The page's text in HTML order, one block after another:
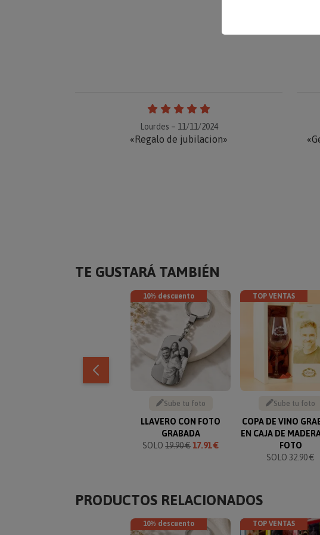
Lourdes – 11/11/2024
«Regalo de jubilacion»
TE GUSTARÁ TAMBIÉN
10% descuento
Sube tu foto
LLAVERO CON FOTO
GRABADA
SOLO19.90 €17.91 €
TOP VENTAS
Sube tu foto
COPA DE VINO
EN CAJA DE
FOTO
SOLO 32.90 €
PRODUCTOS RELACIONADOS
10% descuento TOP VENTAS